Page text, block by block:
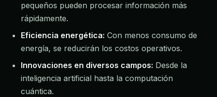
pequeños pueden procesar información más
rápidamente.
Eficiencia energética: Con menos consumo de
energía, se reducirán los costos operativos.
Innovaciones en diversos campos: Desde la
inteligencia artificial hasta la computación
cuántica.